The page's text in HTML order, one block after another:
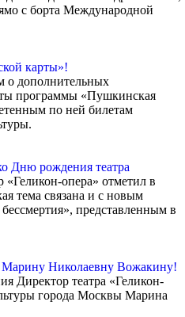
с борта Международной
карты»!
о дополнительных
программы «Пушкинская
по ней билетам
Дню рождения театра
опера» отметил в
тема связана и с новым
представленным в
Николаевну Вожакину!
Директор театра «Геликон-
города Москвы Марина